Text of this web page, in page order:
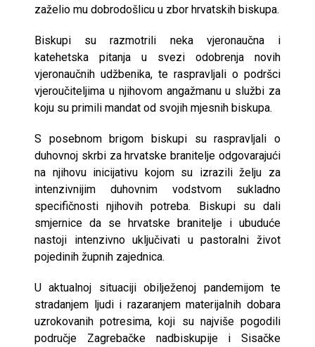
zaželio mu dobrodošlicu u zbor hrvatskih biskupa.
Biskupi su razmotrili neka vjeronaučna i
katehetska pitanja u svezi odobrenja novih
vjeronaučnih udžbenika, te raspravljali o podršci
vjeroučiteljima u njihovom angažmanu u službi za
koju su primili mandat od svojih mjesnih biskupa.
S posebnom brigom biskupi su raspravljali o
duhovnoj skrbi za hrvatske branitelje odgovarajući
na njihovu inicijativu kojom su izrazili želju za
intenzivnijim duhovnim vodstvom sukladno
specifičnosti njihovih potreba. Biskupi su dali
smjernice da se hrvatske branitelje i ubuduće
nastoji intenzivno uključivati u pastoralni život
pojedinih župnih zajednica.
U aktualnoj situaciji obilježenoj pandemijom te
stradanjem ljudi i razaranjem materijalnih dobara
uzrokovanih potresima, koji su najviše pogodili
područje Zagrebačke nadbiskupije i Sisačke